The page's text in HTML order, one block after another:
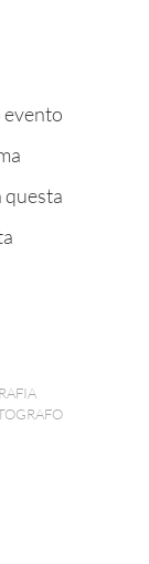
evento
questa